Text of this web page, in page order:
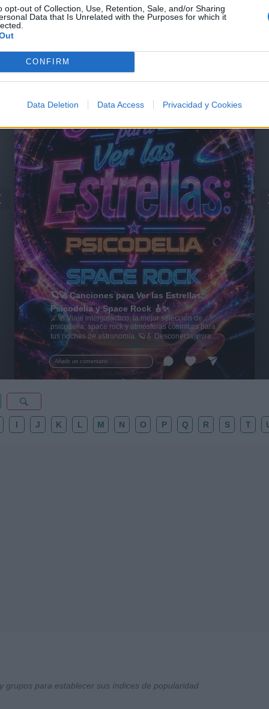
opt-out of Collection, Use, Retention, Sale, and/or Sharing
Data that Is Unrelated with the Purposes for which it
CONFIRM
Data Deletion Data Access Privacidad y Cookies
Añadir un comentario ...
🪐🚀 Canciones para Ver las Estrellas:
Psicodelia y Space Rock 🎸✨
🌌🚀 Viaje intergaláctico: la mejor selección de
psicodelia, space rock y atmósferas cósmicas para
tus noches de astronomía. 🪐🎸 Desconecta, mira
al firmamento y siente la gravedad cero. 💾 ¡Guarda
esta colección para tu próxima noche estrellada!
✨⭐
I J K L M N O P Q R S T
grupos para establecer sus índices de popularidad